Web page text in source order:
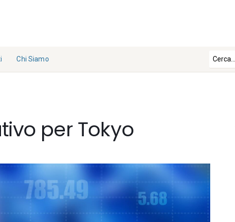
Chi Siamo
Collabo
ra con
Contat
per Tokyo